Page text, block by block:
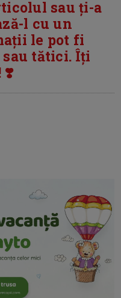
sau ți-a
l cu un
le pot fi
tătici. Îți
❣️